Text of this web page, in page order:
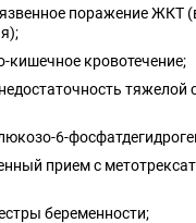
поражение ЖКТ
кишечное кровотечение;
тяжелой
6-
прием с
беременности;